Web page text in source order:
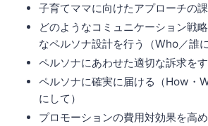
子育てママに向けたアプローチの
どのようなコミュニケーション戦
なペルソナ設計を行う（Who／誰に
ペルソナにあわせた適切な訴求を
ペルソナに確実に届ける（How・
にして）
プロモーションの費用対効果を高